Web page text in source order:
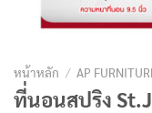
หน้าหลัก / AP
ที่นอนสปริง